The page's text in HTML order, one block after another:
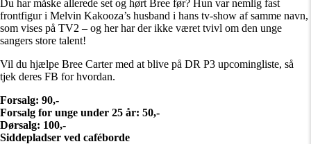
Du har måske allerede set og hørt Bree før? Hun var nemlig fast
frontfigur i Melvin Kakooza’s husband i hans tv-show af samme navn,
som vises på TV2 – og her har der ikke været tvivl om den unge
sangers store talent!
Vil du hjælpe Bree Carter med at blive på DR P3 upcomingliste, så
tjek deres FB for hvordan.
Forsalg: 90,-
Forsalg for unge under 25 år: 50,-
Dørsalg: 100,-
Siddepladser ved caféborde